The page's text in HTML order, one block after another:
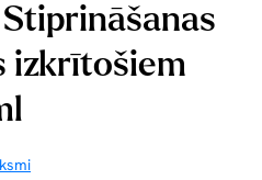
izkrītošiem